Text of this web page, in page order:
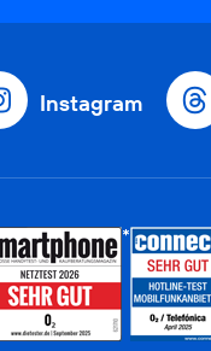
Instagram